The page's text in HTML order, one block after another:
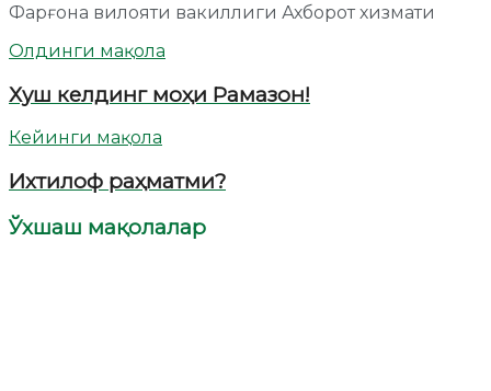
Фарғона вилояти вакиллиги Ахборот хизмати
Олдинги мақола
Хуш келдинг моҳи Рамазон!
Кейинги мақола
Ихтилоф раҳматми?
Ўхшаш мақолалар